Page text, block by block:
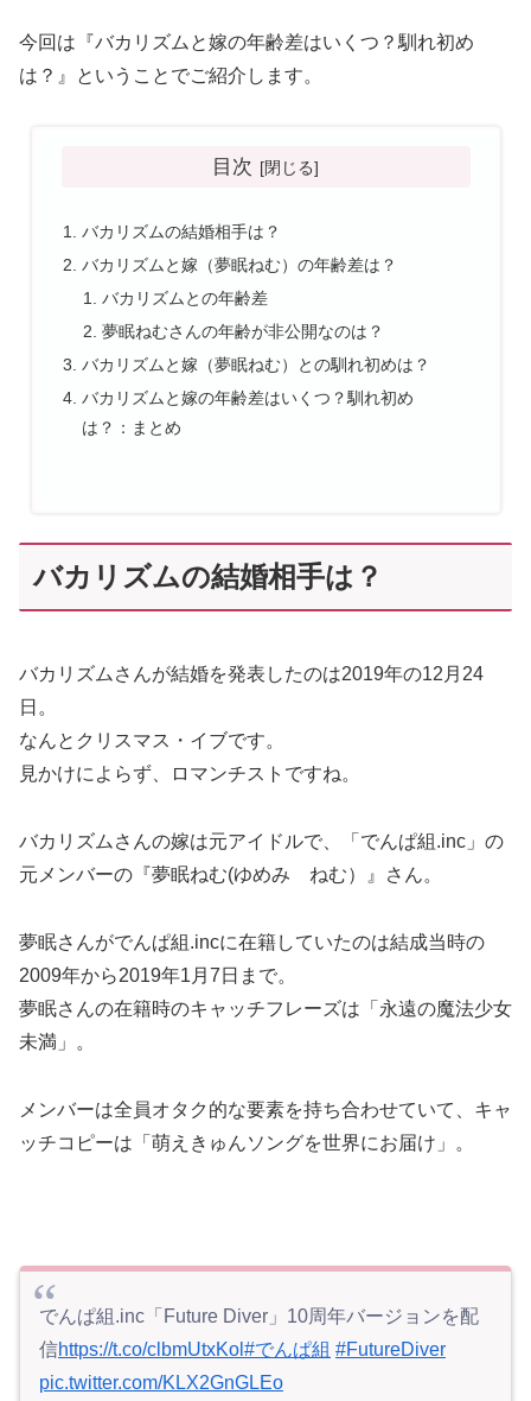
今回は『バカリズムと嫁の年齢差はいくつ？馴れ初め
は？』ということでご紹介します。
目次
バカリズムの結婚相手は？
バカリズムと嫁（夢眠ねむ）の年齢差は？
バカリズムとの年齢差
夢眠ねむさんの年齢が非公開なのは？
バカリズムと嫁（夢眠ねむ）との馴れ初めは？
バカリズムと嫁の年齢差はいくつ？馴れ初め
は？：まとめ
バカリズムの結婚相手は？
バカリズムさんが結婚を発表したのは2019年の12月24
日。
なんとクリスマス・イブです。
見かけによらず、ロマンチストですね。
バカリズムさんの嫁は元アイドルで、「でんぱ組.inc」の
元メンバーの『夢眠ねむ(ゆめみ ねむ）』さん。
夢眠さんがでんぱ組.incに在籍していたのは結成当時の
2009年から2019年1月7日まで。
夢眠さんの在籍時のキャッチフレーズは「永遠の魔法少女
未満」。
メンバーは全員オタク的な要素を持ち合わせていて、キャ
ッチコピーは「萌えきゅんソングを世界にお届け」。
でんぱ組.inc「Future Diver」10周年バージョンを配
信https://t.co/clbmUtxKol #でんぱ組 #FutureDiver
pic.twitter.com/KLX2GnGLEo